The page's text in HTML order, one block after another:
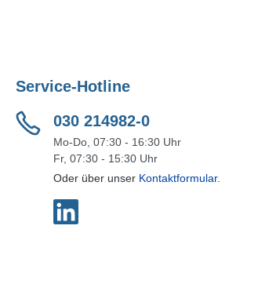
Service-Hotline
030 214982-0
Mo-Do, 07:30 - 16:30 Uhr
Fr, 07:30 - 15:30 Uhr
Oder über unser Kontaktformular.